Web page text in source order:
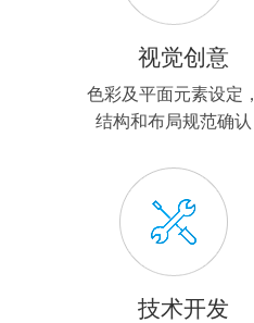
视觉创意
色彩及平面元素设定，
结构和布局规范确认
技术开发